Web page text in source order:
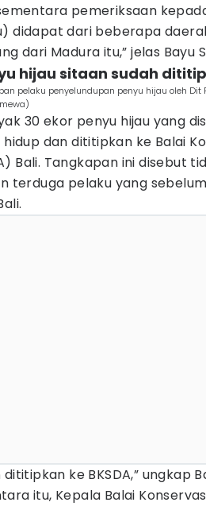
pemeriksaan
didapat dari beberapa
dari Madura itu,” jelas Bayu
hijau sitaan sudah
pelaku penyelundupan penyu hijau oleh Dit
30 ekor penyu hijau yang
hidup dan dititipkan ke Balai
Bali. Tangkapan ini disebut
terduga pelaku yang
dititipkan ke BKSDA,” ungkap
itu, Kepala Balai